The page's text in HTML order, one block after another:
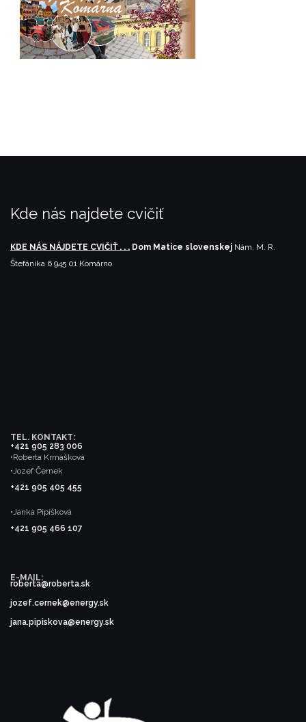
Kde nás najdete cvičiť
KDE NÁS NÁJDETE CVIČIŤ . . . Dom Matice slovenskej Nám. M. R.
Štefánika 6 945 01 Komárno
TEL. KONTAKT:
•Roberta Krmášková
+421 905 283 006
•Jozef Černek
+421 905 405 455
•Janka Pipíšková
+421 905 466 107
E-MAIL:
roberta@roberta.sk
jozef.cernek@energy.sk
jana.pipiskova@energy.sk